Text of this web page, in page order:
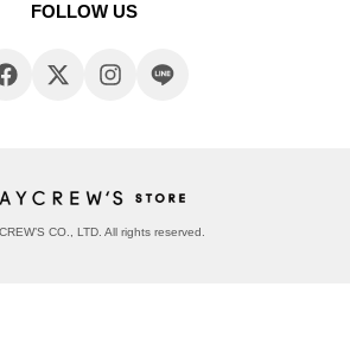
FOLLOW US
CO., LTD. All rights reserved.